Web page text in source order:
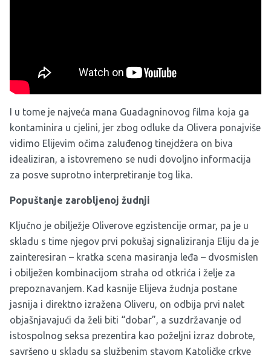
I u tome je najveća mana Guadagninovog filma koja ga
kontaminira u cjelini, jer zbog odluke da Olivera ponajviše
vidimo Elijevim očima zaluđenog tinejdžera on biva
idealiziran, a istovremeno se nudi dovoljno informacija
za posve suprotno interpretiranje tog lika.
Popuštanje zarobljenoj žudnji
Ključno je obilježje Oliverove egzistencije ormar, pa je u
skladu s time njegov prvi pokušaj signaliziranja Eliju da je
zainteresiran – kratka scena masiranja leđa – dvosmislen
i obilježen kombinacijom straha od otkrića i želje za
prepoznavanjem. Kad kasnije Elijeva žudnja postane
jasnija i direktno izražena Oliveru, on odbija prvi nalet
objašnjavajući da želi biti “dobar”, a suzdržavanje od
istospolnog seksa prezentira kao poželjni izraz dobrote,
savršeno u skladu sa službenim stavom Katoličke crkve